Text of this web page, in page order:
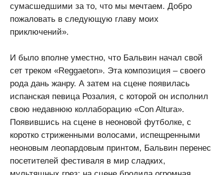
сумасшедшими за то, что мы мечтаем. Добро
пожаловать в следующую главу моих
приключений».
И было вполне уместно, что Бальвин начал свой
сет треком «Reggaeton». Эта композиция – своего
рода дань жанру. А затем на сцене появилась
испанская певица Розалия, с которой он исполнил
свою недавнюю коллаборацию «Con Altura».
Появившись на сцене в неоновой футболке, с
коротко стриженными волосами, испещренными
неоновым леопардовым принтом, Бальвин перенес
посетителей фестиваля в мир сладких,